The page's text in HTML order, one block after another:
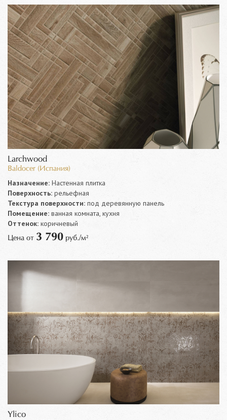
Larchwood
Baldocer (Испания)
Назначение: Настенная плитка
Поверхность: рельефная
Текстура поверхности: под деревянную панель
Помещение: ванная комната, кухня
Оттенок: коричневый
Цена от 3 790 руб./м²
Ylico